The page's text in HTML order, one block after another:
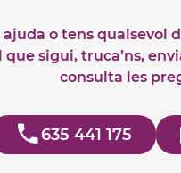
ajuda o tens qualsevol
sigui, truca’ns,
consulta les
635 441 175